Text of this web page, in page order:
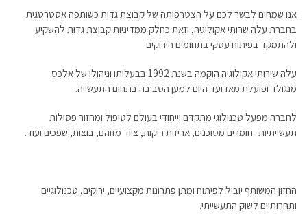
אנו שמחים לבשר לכם על הצטרפותה של קבוצת גדות כשותפה אסטרטגית
בחברת עלה שרותי אקולוגיה, וזאת כחלק ממדיניות קבוצת גדות להשקיע
ולהתמקד בפיתוח עסקי בתחומים הירוקים
עלה שירותי אקולוגיה הוקמה בשנת 1992 בבעלותו וניהולו של אלכס
מנגולד ופועלת מאז ועד היום למען הסביבה בתחום התעשייה.
לחברה מפעל טכנולוגי מתקדם וייחודי בעולם לטיפול ומחזור פסולות
תעשייתיות- חומרים מסוכנים, אריזות ריקות, ציוד מזוהם, בוצות, שפכים ועוד.
החזון המשותף יוביל לפיתוח ומתן פתרונות מקצועיים, ירוקים, טכנולוגיים
ותחרותיים לשוק התעשייתי.